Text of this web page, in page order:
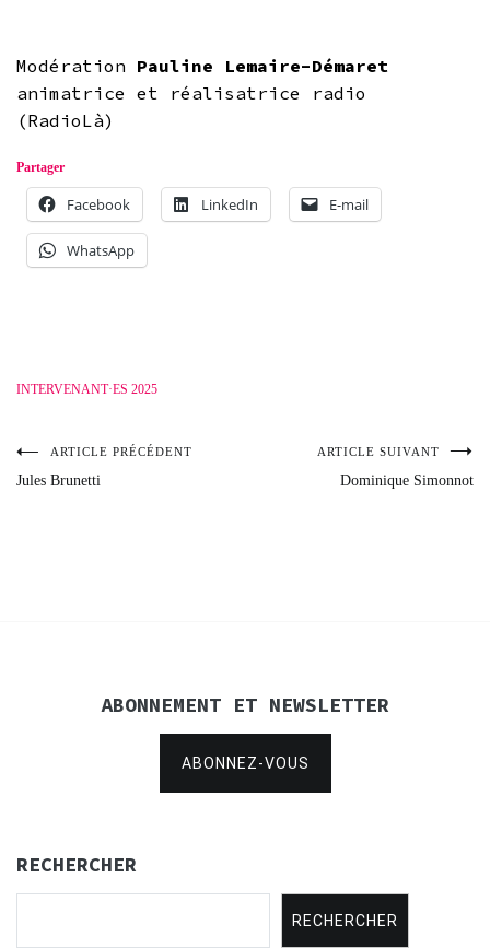
Modération Pauline Lemaire-Démaret
animatrice et réalisatrice radio
(RadioLà)
Partager
Facebook LinkedIn E-mail
WhatsApp
INTERVENANT·ES 2025
Navigation
ARTICLE PRÉCÉDENT
Jules Brunetti
ARTICLE SUIVANT
Dominique Simonnot
ABONNEMENT ET NEWSLETTER
ABONNEZ-VOUS
RECHERCHER
RECHERCHER